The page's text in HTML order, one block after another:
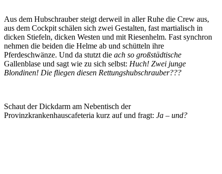
Aus dem Hubschrauber steigt derweil in aller Ruhe die Crew aus,
aus dem Cockpit schälen sich zwei Gestalten, fast martialisch in
dicken Stiefeln, dicken Westen und mit Riesenhelm. Fast synchron
nehmen die beiden die Helme ab und schütteln ihre
Pferdeschwänze. Und da stutzt die ach so großstädtische
Gallenblase und sagt wie zu sich selbst: Huch! Zwei junge
Blondinen! Die fliegen diesen Rettungshubschrauber???
Schaut der Dickdarm am Nebentisch der
Provinzkrankenhauscafeteria kurz auf und fragt: Ja – und?